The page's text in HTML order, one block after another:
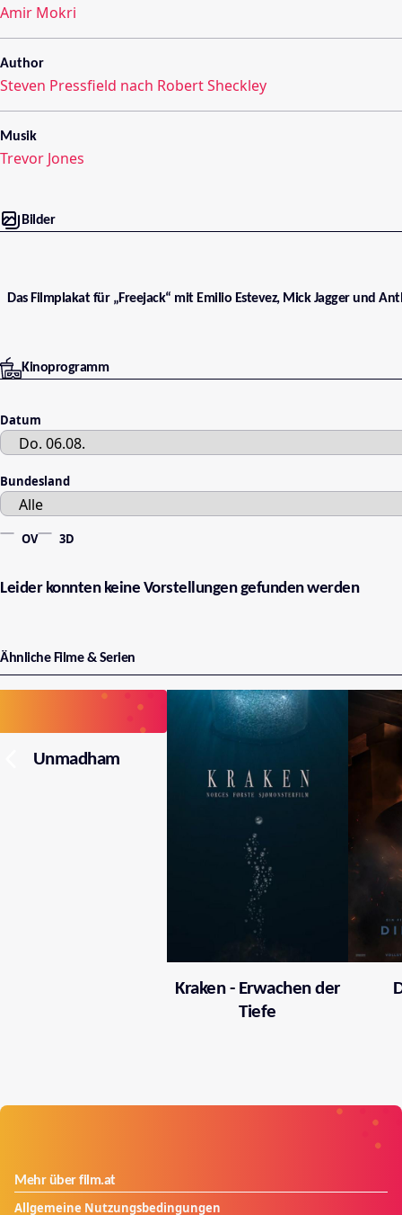
Amir Mokri
Author
Steven Pressfield nach Robert Sheckley
Musik
Trevor Jones
Bilder
Das Filmplakat für „Freejack“ mit Emilio Estevez, Mick Jagger und
Kinoprogramm
Datum
Bundesland
OV 3D
Leider konnten keine Vorstellungen gefunden werden
Ähnliche Filme & Serien
Unmadham
Kraken - Erwachen der
Tiefe
Mehr über film.at
Allgemeine Nutzungsbedingungen